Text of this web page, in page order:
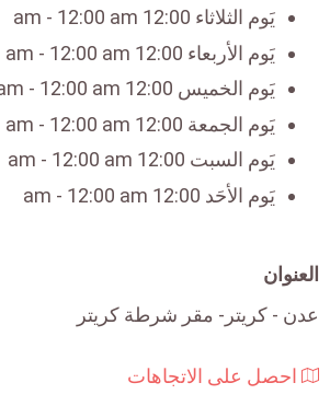
يَوم الثلاثاء 12:00 am - 12:00 am
يَوم الأربعاء 12:00 am - 12:00 am
يَوم الخميس 12:00 am - 12:00 am
يَوم الجمعة 12:00 am - 12:00 am
يَوم السبت 12:00 am - 12:00 am
يَوم الأحَد 12:00 am - 12:00 am
العنوان
عدن - كريتر- مقر شرطة كريتر
احصل على الاتجاهات